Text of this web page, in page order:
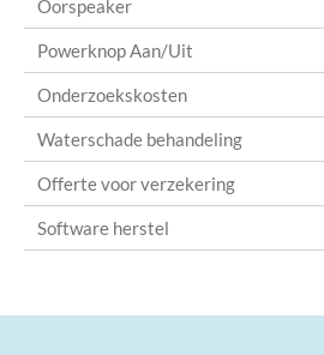
Oorspeaker
Powerknop Aan/Uit
Onderzoekskosten
Waterschade behandeling
Offerte voor verzekering
Software herstel